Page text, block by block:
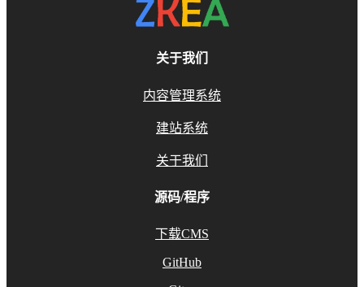
关于我们
内容管理系统
建站系统
关于我们
源码/程序
下载CMS
GitHub